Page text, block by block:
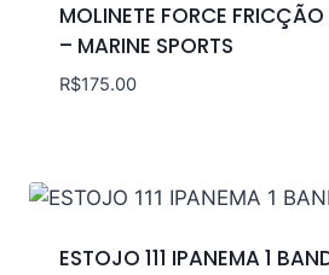
MOLINETE FORCE
– MARINE SPORTS
R$175.00
ESTOJO 111 IPANEMA 1